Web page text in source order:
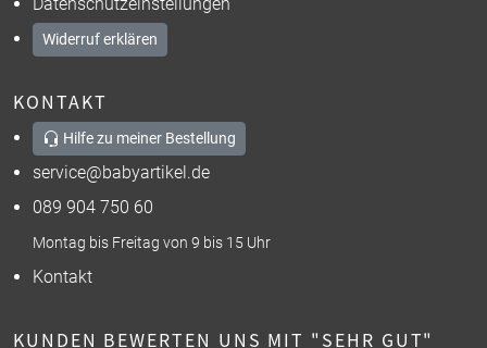
Widerruf erklären
KONTAKT
Hilfe zu meiner Bestellung
service@babyartikel.de
089 904 750 60
Montag bis Freitag von 9 bis 15 Uhr
Kontakt
KUNDEN BEWERTEN UNS MIT "SEHR GUT"